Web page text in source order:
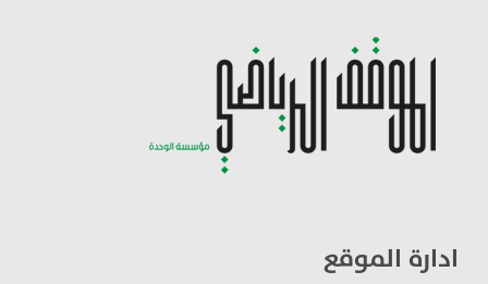
ادارة الموقع